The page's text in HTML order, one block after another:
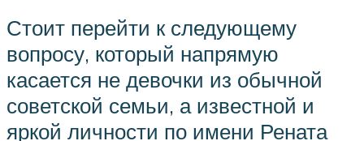
Стоит перейти к следующему
вопросу, который напрямую
касается не девочки из обычной
советской семьи, а известной и
яркой личности по имени Рената